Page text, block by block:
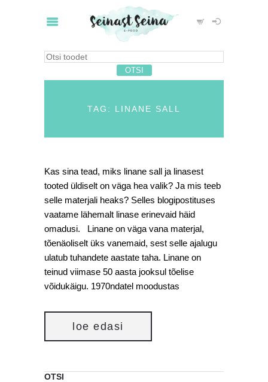
TAG: LINANE SALL
Kas sina tead, miks linane sall ja linasest
tooted üldiselt on väga hea valik? Ja mis teeb
selle materjali heaks? Selles blogipostituses
vaatame lähemalt linase erinevaid häid
omadusi. Linane on väga vana materjal,
tõenäoliselt üks vanemaid, sest selle ajalugu
ulatub tuhandete aastate taha. Linane on
teinud viimase 50 aasta jooksul tõelise
võidukäigu. 1970ndatel moodustas
loe edasi
OTSI